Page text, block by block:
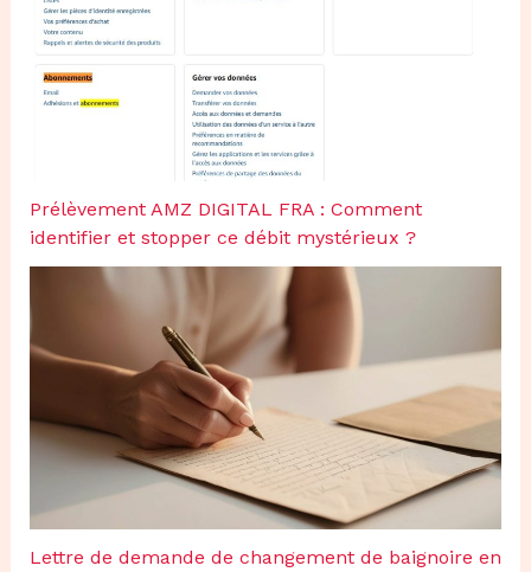
Prélèvement AMZ DIGITAL FRA : Comment
identifier et stopper ce débit mystérieux ?
Lettre de demande de changement de baignoire en